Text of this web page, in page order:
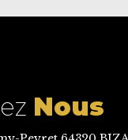
Nous